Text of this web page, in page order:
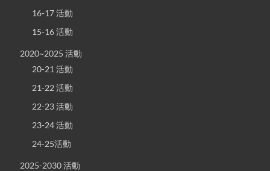
16-17 活動
15-16 活動
2020~2025 活動
20-21 活動
21-22 活動
22-23 活動
23-24 活動
24-25活動
2025-2030 活動